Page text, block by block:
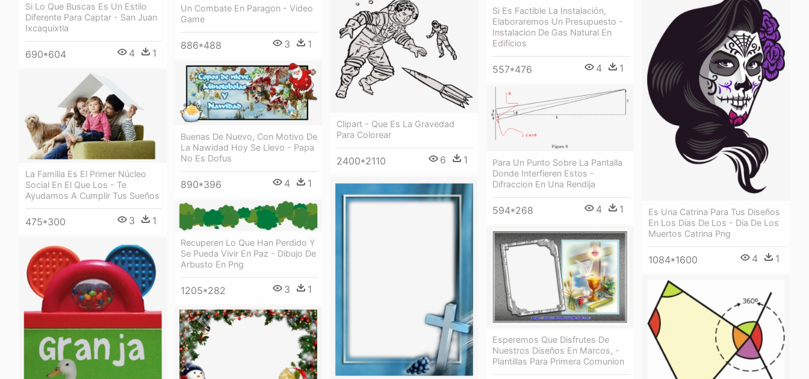
Si Lo Que Buscas Es Un Estilo
Diferente Para Captar - San Juan
Ixcaquixtla
690*604 4 1
Un Combate En Paragon - Video
Game
886*488 3 1
Si Es Factible La Instalación,
Elaboraremos Un Presupuesto -
Instalacion De Gas Natural En
Edificios
557*476 4 1
Clipart - Que Es La Gravedad
Para Colorear
2400*2110 6 1
Es Una Catrina Para Tus Diseños
En Los Días De Los - Dia De Los
Muertos Catrina Png
1084*1600 4 1
Buenas De Nuevo, Con Motivo De
La Nawidad Hoy Se Llevo - Papa
No Es Dofus
890*396 4 1
La Familia Es El Primer Núcleo
Social En El Que Los - Te
Ayudamos A Cumplir Tus Sueños
475*300 3 1
Para Un Punto Sobre La Pantalla
Donde Interfieren Estos -
Difraccion En Una Rendija
594*268 4 1
Recuperen Lo Que Han Perdido Y
Se Pueda Vivir En Paz - Dibujo De
Arbusto En Png
1205*282 3 1
Esperemos Que Disfrutes De
Nuestros Diseños En Marcos, -
Plantillas Para Primera Comunion